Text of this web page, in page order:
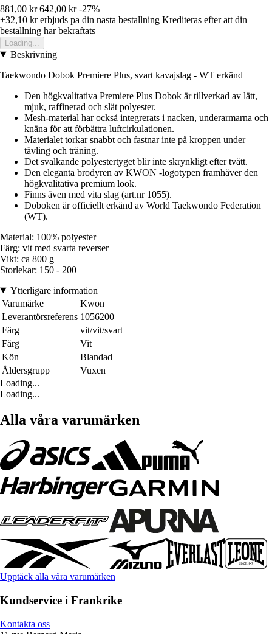
881,00 kr 642,00 kr -27%
+32,10 krerbjuds pa din nasta bestallning Krediteras efter att din
bestallning har bekraftats
Loading...
Beskrivning
Taekwondo Dobok Premiere Plus, svart kavajslag - WT erkänd
Den högkvalitativa Premiere Plus Dobok är tillverkad av lätt,
mjuk, raffinerad och slät polyester.
Mesh-material har också integrerats i nacken, underarmarna och
knäna för att förbättra luftcirkulationen.
Materialet torkar snabbt och fastnar inte på kroppen under
tävling och träning.
Det svalkande polyestertyget blir inte skrynkligt efter tvätt.
Den eleganta brodyren av KWON -logotypen framhäver den
högkvalitativa premium look.
Finns även med vita slag (art.nr 1055).
Doboken är officiellt erkänd av World Taekwondo Federation
(WT).
Material: 100% polyester
Färg: vit med svarta reverser
Vikt: ca 800 g
Storlekar: 150 - 200
Ytterligare information
Varumärke
Kwon
Leverantörsreferens 1056200
Färg
vit/vit/svart
Färg
Vit
Kön
Blandad
Åldersgrupp
Vuxen
Loading...
Loading...
Alla våra varumärken
Upptäck alla våra varumärken
Kundservice i Frankrike
Kontakta oss